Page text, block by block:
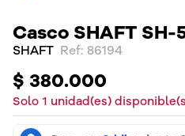
Casco SHAFT
SHAFT : 86194
$ 380.000
Solo 1 unidad(es)